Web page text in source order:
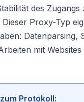
des Zugangs
Dieser Proxy-Typ
Datenparsing,
mit Websites
Protokoll: